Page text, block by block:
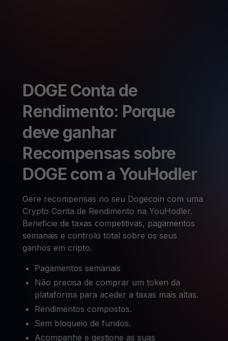
DOGE Conta de
Rendimento: Porque
deve ganhar
Recompensas sobre
DOGE com a YouHodler
Gere recompensas no seu Dogecoin com uma
Crypto Conta de Rendimento na YouHodler.
Beneficie de taxas competitivas, pagamentos
semanais e controlo total sobre os seus
ganhos em cripto.
Pagamentos semanais
Não precisa de comprar um token da
plataforma para aceder a taxas mais altas.
Rendimentos compostos.
Sem bloqueio de fundos.
Acompanhe e gestione as suas